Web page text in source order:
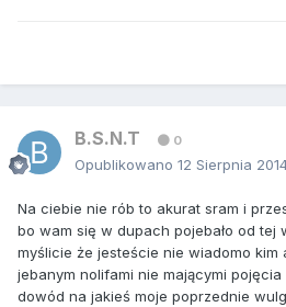
B.S.N.T 0
Opublikowano 12 Sierpnia
Na ciebie nie rób to akurat sram i
bo wam się w dupach pojebało od tej
myślicie że jesteście nie wiadomo
jebanym nolifami nie mającymi
dowód na jakieś moje poprzednie